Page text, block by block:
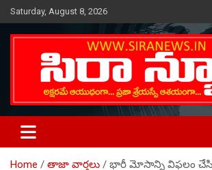
Skip
to
content
Saturday, August 8, 2026
SIRA NEWS
Telugu Online News Daily
Home తాజా వార్తలు భారీ మోసాన్ని విఫలం